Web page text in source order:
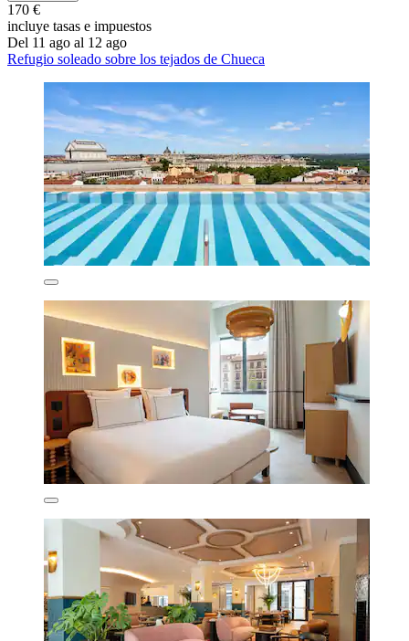
170 €
incluye tasas e impuestos
Del 11 ago al 12 ago
Refugio soleado sobre los tejados de Chueca